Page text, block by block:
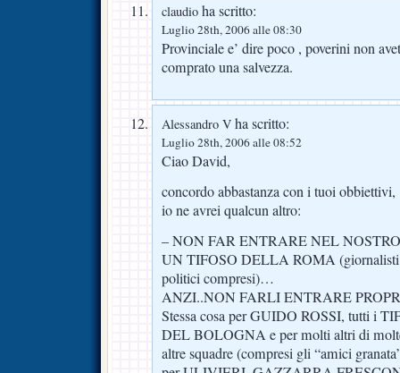
claudio ha scritto:
Luglio 28th, 2006 alle 08:30
Provinciale e’ dire poco , poverini non
comprato una salvezza.
Alessandro V ha scritto:
Luglio 28th, 2006 alle 08:52
Ciao David,
concordo abbastanza con i tuoi obbiettivi,
io ne avrei qualcun altro:
– NON FAR ENTRARE NEL
UN TIFOSO DELLA ROMA
politici compresi)…
ANZI..NON FARLI ENTRARE
Stessa cosa per GUIDO ROSSI, tutti i
DEL BOLOGNA e per molti altri di
altre squadre (compresi gli “amici